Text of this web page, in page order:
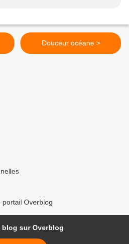
Douceur océane >
portail Overblog
blog sur Overblog